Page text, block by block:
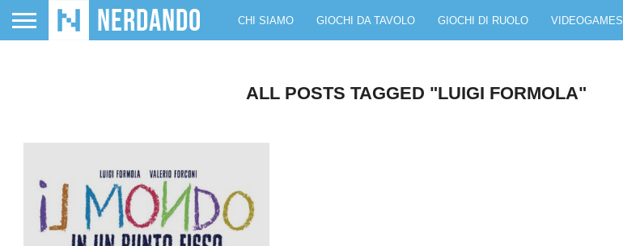
CHI SIAMO GIOCHI DA TAVOLO GIOCHI DI RUOLO VIDEOGAMES
ALL POSTS TAGGED "LUIGI FORMOLA"